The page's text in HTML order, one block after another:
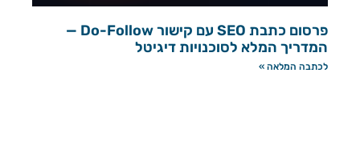
פרסום כתבת SEO עם קישור Do-Follow —
המדריך המלא לסוכנויות דיגיטל
לכתבה המלאה »